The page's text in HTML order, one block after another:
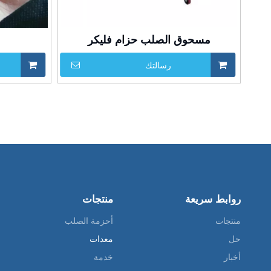
مسحوق الصلب حزام فليكر
رسالتك
روابط سريعة
منتجات
حل
أخبار
منتجات
أحزمة الصلب
معدات
خدمة